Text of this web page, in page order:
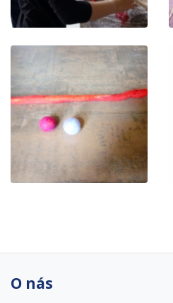
O nás